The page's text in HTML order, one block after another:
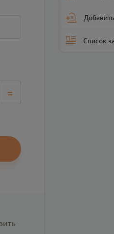
=
Список